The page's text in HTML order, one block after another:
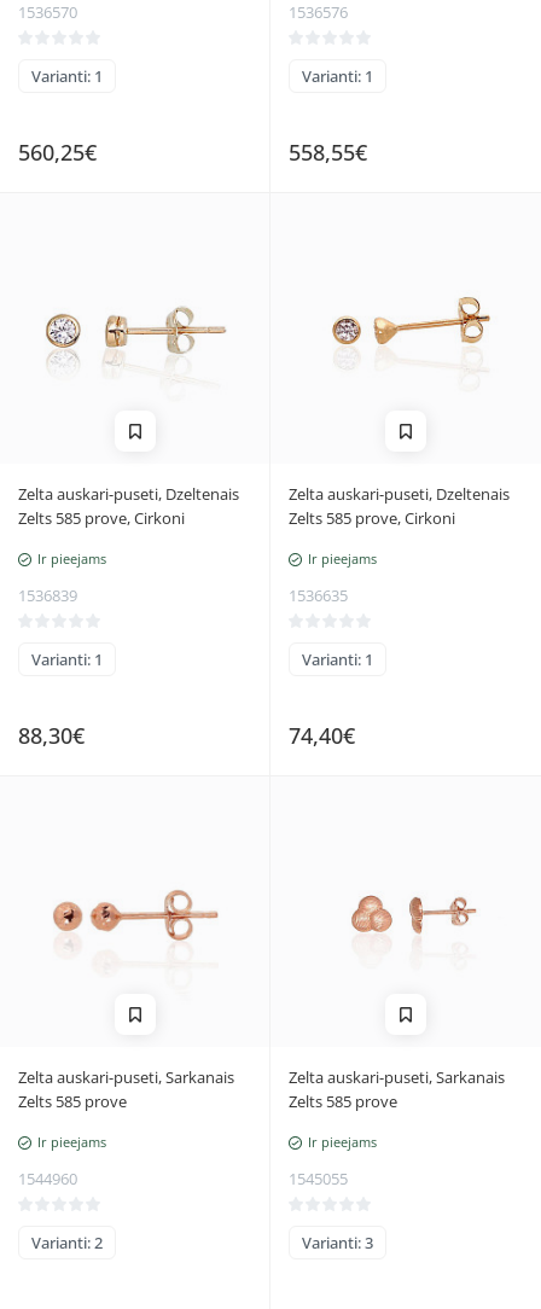
1536570
Varianti: 1
560,25€
1536576
Varianti: 1
558,55€
Zelta auskari-puseti, Dzeltenais
Zelts 585 prove, Cirkoni
Ir pieejams
1536839
Varianti: 1
88,30€
Zelta auskari-puseti, Dzeltenais
Zelts 585 prove, Cirkoni
Ir pieejams
1536635
Varianti: 1
74,40€
Zelta auskari-puseti, Sarkanais
Zelts 585 prove
Ir pieejams
1544960
Varianti: 2
Zelta auskari-puseti, Sarkanais
Zelts 585 prove
Ir pieejams
1545055
Varianti: 3